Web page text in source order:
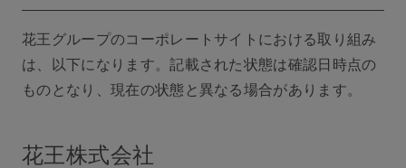
花王グループのコーポレートサイトにおける取り組み
は、以下になります。記載された状態は確認日時点の
ものとなり、現在の状態と異なる場合があります。
花王株式会社